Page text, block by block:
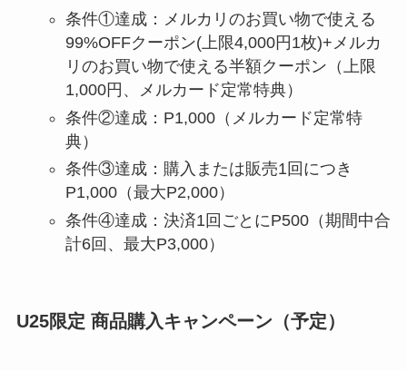
条件①達成：メルカリのお買い物で使える
99%OFFクーポン(上限4,000円1枚)+メルカ
リのお買い物で使える半額クーポン（上限
1,000円、メルカード定常特典）
条件②達成：P1,000（メルカード定常特
典）
条件③達成：購入または販売1回につき
P1,000（最大P2,000）
条件④達成：決済1回ごとにP500（期間中合
計6回、最大P3,000）
U25限定 商品購入キャンペーン（予定）